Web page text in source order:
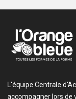
L'équipe Centrale
accompagner lors de